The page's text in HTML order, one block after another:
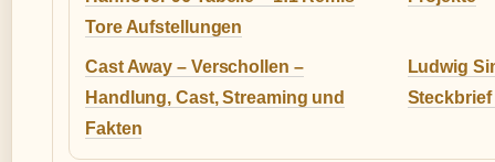
Tore Aufstellungen
Cast Away – Verschollen –
Handlung, Cast, Streaming und
Fakten
Ludwig
Steckbrief